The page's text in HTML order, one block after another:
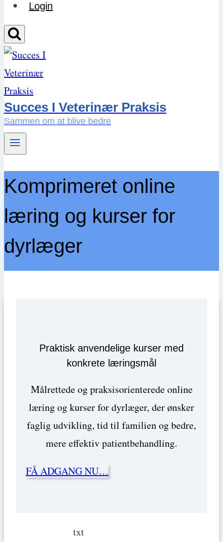
Login
Succes I Veterinær Praksis
Sammen om at blive bedre
Komprimeret online
læring og kurser for
dyrlæger
Praktisk anvendelige kurser med
konkrete læringsmål
Målrettede og praksisorienterede online
læring og kurser for dyrlæger, der ønsker
faglig udvikling, tid til familien og bedre,
mere effektiv patientbehandling.
FÅ ADGANG NU…
txt